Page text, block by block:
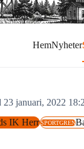
HemNyheter
23 januari, 2022
IK HerrSPORTGREN